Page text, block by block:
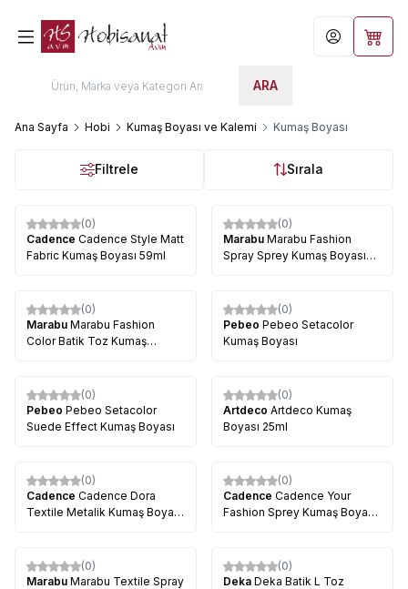
ARA
Hesabım
Ana Sayfa Hobi Kumaş Boyası ve Kalemi Kumaş Boyası
Filtrele Sırala
(0)
Cadence Cadence Style Matt
Fabric Kumaş Boyası 59ml
(0)
Marabu Marabu Fashion
Spray Sprey Kumaş Boyası
(0)
Marabu Marabu Fashion
Color Batik Toz Kumaş
(0)
Pebeo Pebeo Setacolor
Kumaş Boyası
(0)
Pebeo Pebeo Setacolor
Suede Effect Kumaş Boyası
(0)
Artdeco Artdeco Kumaş
Boyası 25ml
(0)
Cadence Cadence Dora
Textile Metalik Kumaş Boyası
(0)
Cadence Cadence Your
Fashion Sprey Kumaş Boyası
(0)
Marabu Marabu Textile Spray
(0)
Deka Deka Batik L Toz